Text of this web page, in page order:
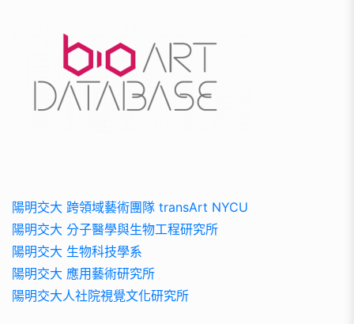
陽明交大 跨領域藝術團隊 transArt NYCU
陽明交大 分子醫學與生物工程研究所
陽明交大 生物科技學系
陽明交大 應用藝術研究所
陽明交大人社院視覺文化研究所